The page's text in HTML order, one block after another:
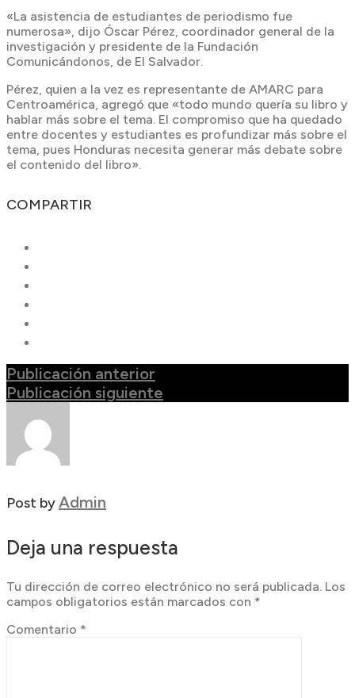
«La asistencia de estudiantes de periodismo fue
numerosa», dijo Óscar Pérez, coordinador general de la
investigación y presidente de la Fundación
Comunicándonos, de El Salvador.
Pérez, quien a la vez es representante de AMARC para
Centroamérica, agregó que «todo mundo quería su libro y
hablar más sobre el tema. El compromiso que ha quedado
entre docentes y estudiantes es profundizar más sobre el
tema, pues Honduras necesita generar más debate sobre
el contenido del libro».
COMPARTIR
Publicación anterior
Publicación siguiente
Post byAdmin
Deja una respuesta
Tu dirección de correo electrónico no será publicada. Los
campos obligatorios están marcados con *
Comentario *